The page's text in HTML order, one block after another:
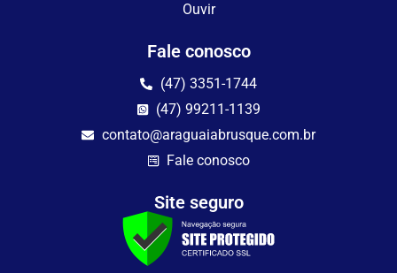
Ouvir
Fale conosco
(47) 3351-1744
(47) 99211-1139
contato@araguaiabrusque.com.br
Fale conosco
Site seguro